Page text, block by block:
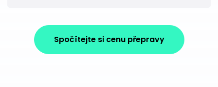
Spočítejte si cenu přepravy